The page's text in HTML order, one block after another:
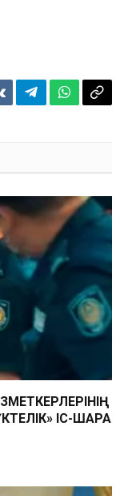
TelegramWhatsApp
Copy
ІС-ШАРА